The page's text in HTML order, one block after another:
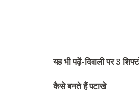
यह भी पढ़ें-दिवाली पर 3
कैसे बनते हैं पटाखे